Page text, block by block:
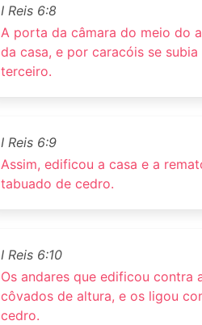
I Reis 6:8
A porta da câmara do meio do
da casa, e por caracóis se
terceiro.
I Reis 6:9
Assim, edificou a casa e a
tabuado de cedro.
I Reis 6:10
Os andares que edificou contra
côvados de altura, e os ligou
cedro.